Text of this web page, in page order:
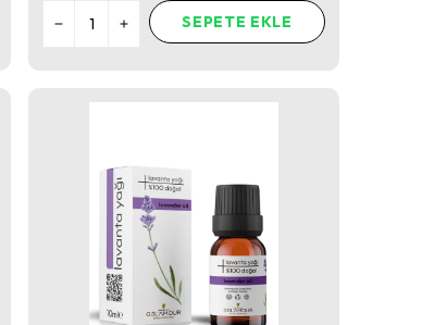
SEPETE EKLE